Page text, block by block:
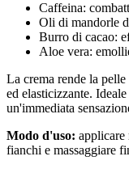
Caffeina:
Oli di mandorle
Burro di cacao:
Aloe vera:
La crema rende la
ed elasticizzante.
un'immediata
Modo d'uso: applicare
fianchi e massaggiare